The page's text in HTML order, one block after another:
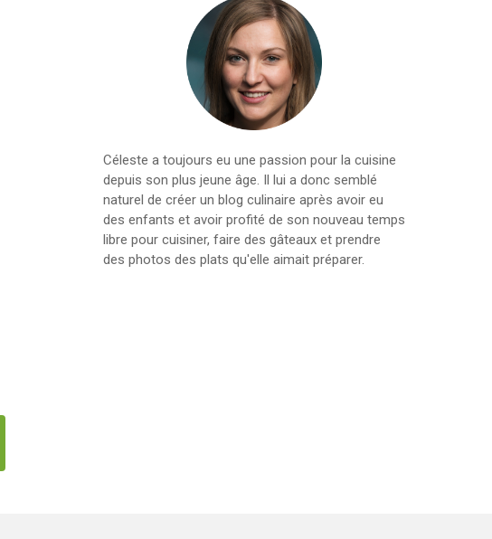
Céleste a toujours eu une passion pour la cuisine
depuis son plus jeune âge. Il lui a donc semblé
naturel de créer un blog culinaire après avoir eu
des enfants et avoir profité de son nouveau temps
libre pour cuisiner, faire des gâteaux et prendre
des photos des plats qu'elle aimait préparer.